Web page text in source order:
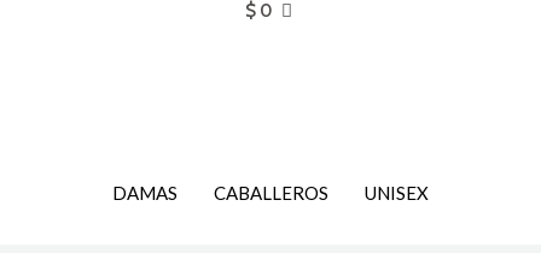
$ 0
DAMAS CABALLEROS UNISEX